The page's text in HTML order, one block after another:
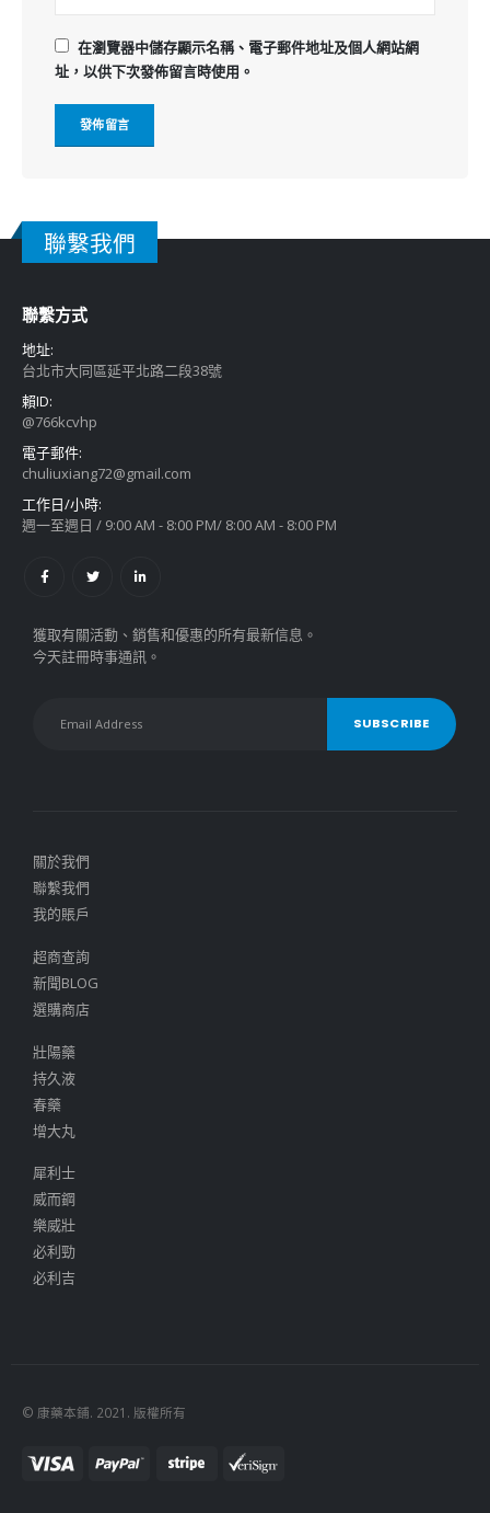
在瀏覽器中儲存顯示名稱、電子郵件地址及個人網站網
址，以供下次發佈留言時使用。
聯繫我們
聯繫方式
地址:
台北市大同區延平北路二段38號
賴ID:
@766kcvhp
電子郵件:
chuliuxiang72@gmail.com
工作日/小時:
週一至週日 / 9:00 AM - 8:00 PM/ 8:00 AM - 8:00 PM
獲取有關活動、銷售和優惠的所有最新信息。
今天註冊時事通訊。
關於我們
聯繫我們
我的賬戶
超商查詢
新聞BLOG
選購商店
壯陽藥
持久液
春藥
增大丸
犀利士
威而鋼
樂威壯
必利勁
必利吉
© 康藥本鋪. 2021. 版權所有